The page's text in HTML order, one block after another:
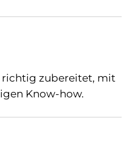
richtig zubereitet, mit
Know-how.